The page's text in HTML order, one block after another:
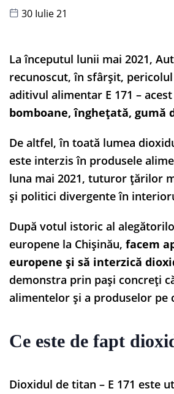
30 Iulie 21
La începutul lunii mai 2021,
recunoscut, în sfârșit,
aditivul alimentar E 171 –
bomboane, înghețată, gumă
De altfel, în toată lumea
este interzis în produsele
luna mai 2021, tuturor țărilor
și politici divergente în
După votul istoric al
europene la Chișinău, facem
europene și să interzică
demonstra prin pași concreți
alimentelor și a produselor pe
Ce este de fapt
Dioxidul de titan – E 171 este